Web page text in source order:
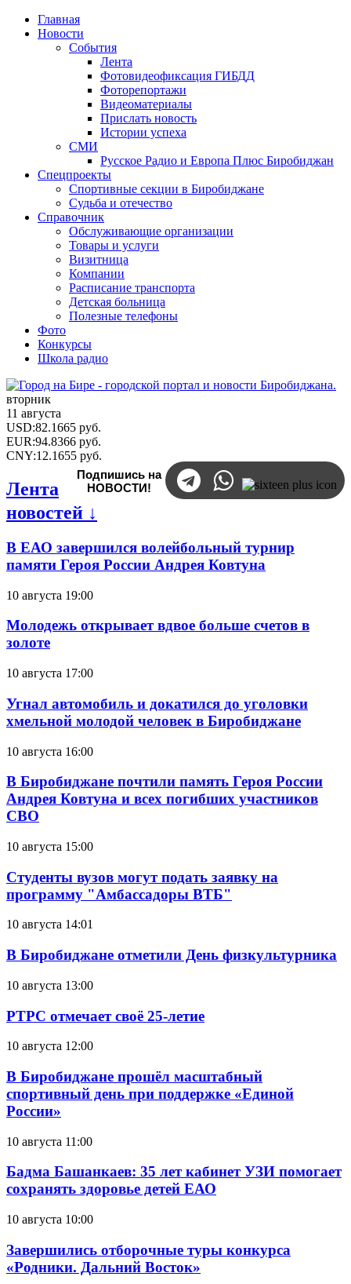
Главная
Новости
События
Лента
Фотовидеофиксация ГИБДД
Фоторепортажи
Видеоматериалы
Прислать новость
Истории успеха
СМИ
Русское Радио и Европа Плюс Биробиджан
Спецпроекты
Спортивные секции в Биробиджане
Судьба и отечество
Справочник
Обслуживающие организации
Товары и услуги
Визитница
Компании
Расписание транспорта
Детская больница
Полезные телефоны
Фото
Конкурсы
Школа радио
вторник
11 августа
USD:82.1665 руб.
EUR:94.8366 руб.
CNY:12.1655 руб.
Подпишись на
НОВОСТИ!
Лента
новостей ↓
В ЕАО завершился волейбольный турнир
памяти Героя России Андрея Ковтуна
10 августа 19:00
Молодежь открывает вдвое больше счетов в
золоте
10 августа 17:00
Угнал автомобиль и докатился до уголовки
хмельной молодой человек в Биробиджане
10 августа 16:00
В Биробиджане почтили память Героя России
Андрея Ковтуна и всех погибших участников
СВО
10 августа 15:00
Студенты вузов могут подать заявку на
программу "Амбассадоры ВТБ"
10 августа 14:01
В Биробиджане отметили День физкультурника
10 августа 13:00
РТРС отмечает своё 25-летие
10 августа 12:00
В Биробиджане прошёл масштабный
спортивный день при поддержке «Единой
России»
10 августа 11:00
Бадма Башанкаев: 35 лет кабинет УЗИ помогает
сохранять здоровье детей ЕАО
10 августа 10:00
Завершились отборочные туры конкурса
«Родники. Дальний Восток»